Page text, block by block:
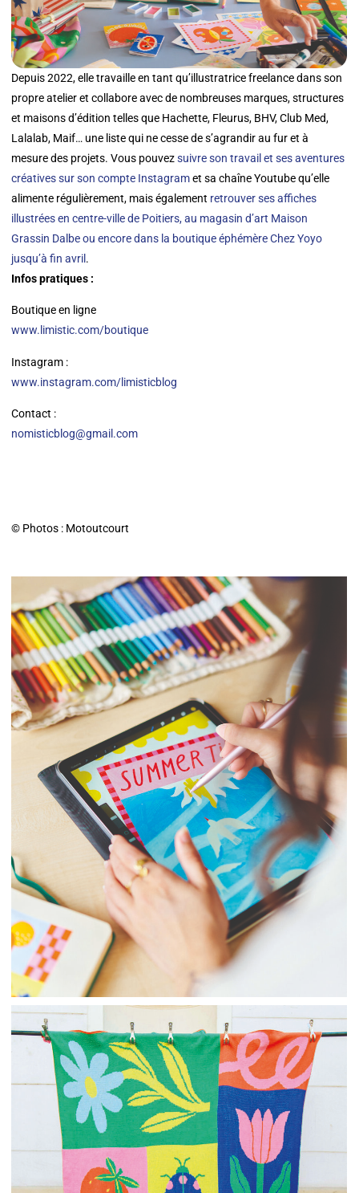
Depuis 2022, elle travaille en tant qu’illustratrice freelance dans son
propre atelier et collabore avec de nombreuses marques, structures
et maisons d’édition telles que Hachette, Fleurus, BHV, Club Med,
Lalalab, Maif… une liste qui ne cesse de s’agrandir au fur et à
mesure des projets. Vous pouvezsuivre son travail et ses aventures
créatives sur son compte Instagramet sa chaîne Youtube qu’elle
alimente régulièrement, mais également retrouver ses affiches
illustrées en centre-ville de Poitiers, au magasin d’art Maison
Grassin Dalbe ou encore dans la boutique éphémère Chez Yoyo
jusqu’à fin avril .
Infos pratiques :
Boutique en ligne
www.limistic.com/boutique
Instagram :
www.instagram.com/limisticblog
Contact :
nomisticblog@gmail.com
© Photos : Motoutcourt